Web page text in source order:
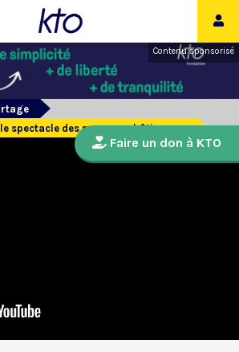
Contenu sponsorisé
le spectacle des nouveaux bâtisseurs
Faire un don à KTO